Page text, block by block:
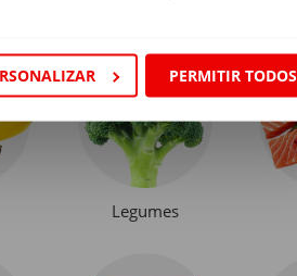
PERMITIR TODOS
Legumes